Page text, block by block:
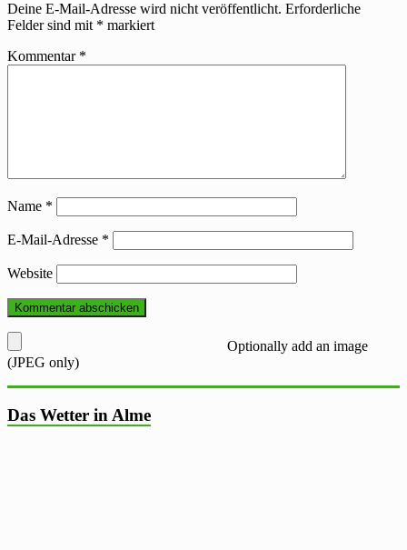
Deine E-Mail-Adresse wird nicht veröffentlicht. Erforderliche
Felder sind mit * markiert
Kommentar *
Name *
E-Mail-Adresse *
Website
Optionally add an image
(JPEG only)
Das Wetter in Alme